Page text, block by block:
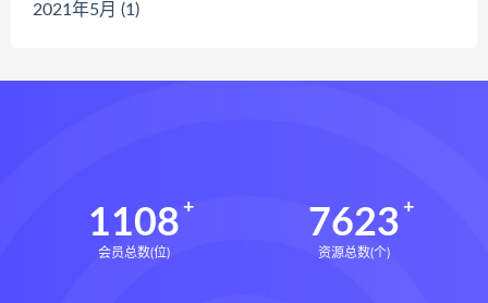
2021年5月 (1)
1108
会员总数(位)
7623
资源总数(个)